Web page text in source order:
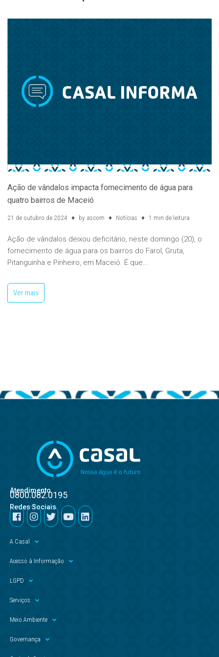
Ação de vândalos impacta fornecimento de água para
quatro bairros de Maceió
21 de outubro de 2024 by ascom Notícias 1 min de leitura
Ação de vândalos deixou deficitário, neste domingo (20), o
fornecimento de água para os bairros do Farol, Gruta,
Pitanguinha e Pinheiro, em Maceió. É que…
Ver mais
Atendimento
0800.082.0195
Redes Sociais
A Casal
Acesso à Informação
LGPD
Serviços
Meio Ambiente
Governança